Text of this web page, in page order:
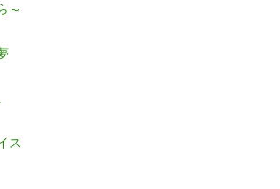
～
ス